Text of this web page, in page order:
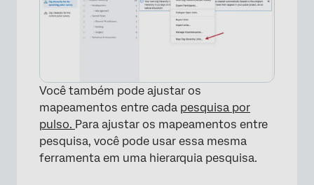
×
Você também pode ajustar os
mapeamentos entre cada pesquisa por
pulso. Para ajustar os mapeamentos entre
pesquisa, você pode usar essa mesma
ferramenta em uma hierarquia pesquisa.